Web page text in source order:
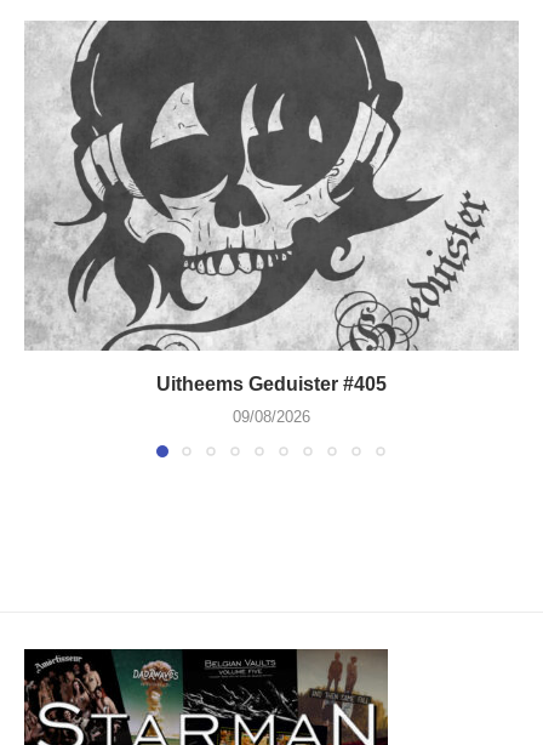
Uitheems Geduister #405
09/08/2026